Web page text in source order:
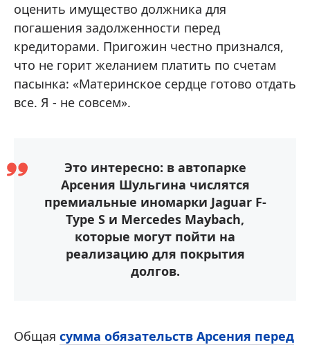
оценить имущество должника для
погашения задолженности перед
кредиторами. Пригожин честно признался,
что не горит желанием платить по счетам
пасынка: «Материнское сердце готово отдать
все. Я - не совсем».
Это интересно: в автопарке
Арсения Шульгина числятся
премиальные иномарки Jaguar F-
Type S и Mercedes Maybach,
которые могут пойти на
реализацию для покрытия
долгов.
Общая сумма обязательств Арсения перед